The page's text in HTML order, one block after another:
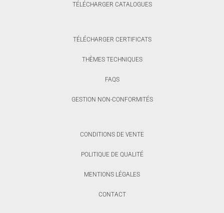
TÉLÉCHARGER CATALOGUES
TÉLÉCHARGER CERTIFICATS
THÈMES TECHNIQUES
FAQS
GESTION NON-CONFORMITÉS
CONDITIONS DE VENTE
POLITIQUE DE QUALITÉ
MENTIONS LÉGALES
CONTACT